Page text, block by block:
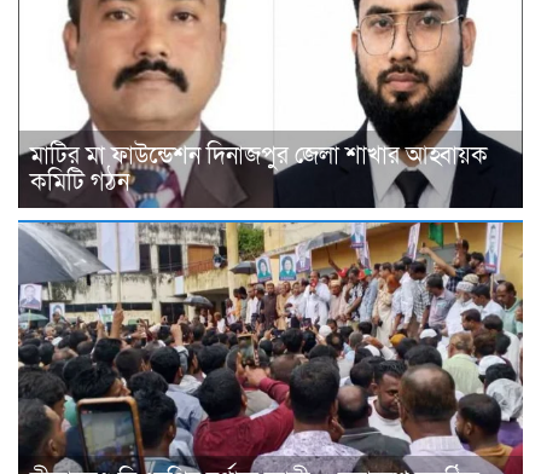
মাটির মা ফাউন্ডেশন দিনাজপুর জেলা শাখার আহ্বায়ক
কমিটি গঠন